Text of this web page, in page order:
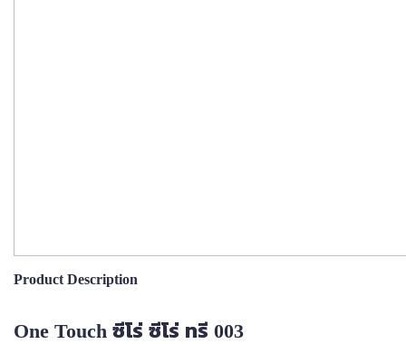
Product Description
One Touch ซีโร่ ซีโร่ ทรี 003